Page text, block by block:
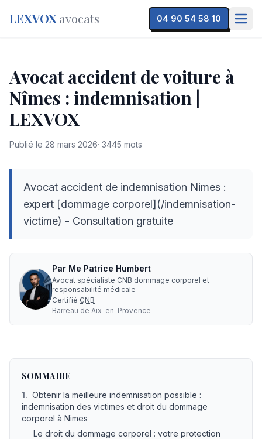
LEXVOX avocats 04 90 54 58 10
Avocat accident de voiture à
Nîmes : indemnisation |
LEXVOX
Publié le 28 mars 2026· 3445 mots
Avocat accident de indemnisation Nimes :
expert [dommage corporel](/indemnisation-
victime) - Consultation gratuite
Par Me Patrice Humbert
Avocat spécialiste CNB dommage corporel et
responsabilité médicale
Certifié CNB
Barreau de Aix-en-Provence
SOMMAIRE
1. Obtenir la meilleure indemnisation possible :
indemnisation des victimes et droit du dommage
corporel à Nimes
Le droit du dommage corporel : votre protection